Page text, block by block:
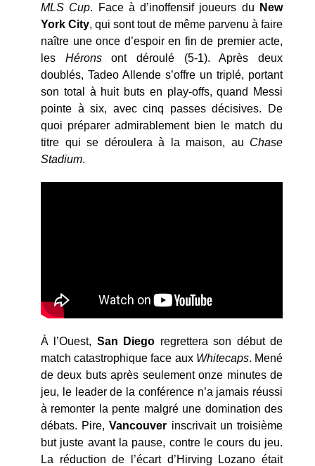
MLS Cup. Face à d’inoffensif joueurs du
New
York City, qui sont tout de même parvenu à faire
naître une once d’espoir en fin de premier acte,
les Héronsont déroulé (5-1). Après deux
doublés, Tadeo Allende s’offre un triplé, portant
son total à huit buts en play-offs, quand Messi
pointe à six, avec cinq passes décisives. De
quoi préparer admirablement bien le match du
titre qui se déroulera à la maison, au Chase
Stadium.
À l’Ouest, San Diego regrettera son début de
match catastrophique face aux Whitecaps. Mené
de deux buts après seulement onze minutes de
jeu, le leader de la conférence n’a jamais réussi
à remonter la pente malgré une domination des
débats. Pire,Vancouver inscrivait un troisième
but juste avant la pause, contre le cours du jeu.
La réduction de l’écart d’Hirving Lozano était